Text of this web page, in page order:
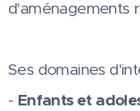
d'aménagements
Ses domaines
- Enfants et